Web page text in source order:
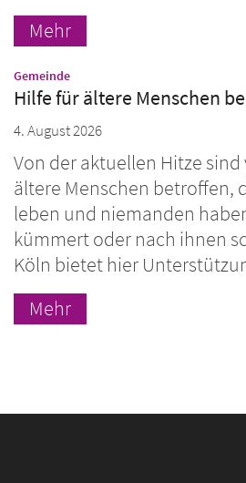
Mehr
Gemeinde:
Hilfe für ältere Menschen
4. August 2026
Von der aktuellen Hitze
ältere Menschen betroffen,
leben und niemanden
kümmert oder nach ihnen
Köln bietet hier
Mehr